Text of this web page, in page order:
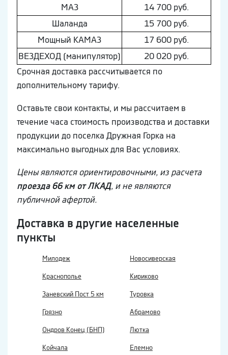
МAЗ
14 700 руб.
Шaлaнда
15 700 руб.
Мощный КAМAЗ
17 600 руб.
ВEЗДEХОД (манипулятор)
20 020 руб.
Срочная доставка рассчитывается по
дополнительному тарифу.
Оставьте свои контакты, и мы рассчитаем в
течение часа стоимость производства и доставки
продукции до поселка Дружная Горка на
максимально выгодных для Вас условиях.
Цены являются ориентировочными, из расчета
проезда 66 км от ЛКАД, и не являются
публичной афертой.
Доставка в другие населенные
пункты
Милодеж Новосиверская
Краснополье Кириково
Заневский Пост 5 км Туровка
Грязно Абрамово
Ондров Конец (БНП) Лютка
Койчала Елемно